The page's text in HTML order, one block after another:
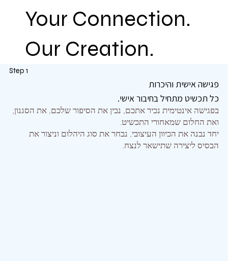
Your Connection.
Our Creation.
Step 1
פגישה אישית והיכרות
​כל תכשיט מתחיל בחיבור אישי.
בפגישה אינטימית נכיר אתכם, נבין את הסיפור שלכם, את הסגנון,
ואת החלום שמאחורי התכשיט.
יחד נבנה את הכיוון העיצובי, נבחר את סוג היהלום וניצור את
הבסיס ליצירה שתישאר לנצח.